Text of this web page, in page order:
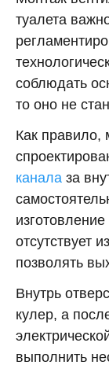
туалета
соблюдать
то оно не
Как правило,
канала за
отсутствует
позволять
Внутрь
кулер, а
выполнить